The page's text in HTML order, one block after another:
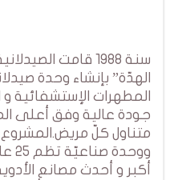
سنة 1988 قامت
الهدّة” بإنشاء وحدة
المطهرات الإستشفائية و
جودة عالية وفق أعلى
متناول كلّ